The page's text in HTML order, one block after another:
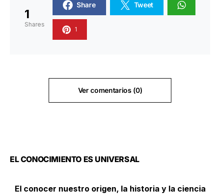
1
Shares
Share Tweet
1
Ver comentarios (0)
EL CONOCIMIENTO ES UNIVERSAL
El conocer nuestro origen, la historia y la ciencia